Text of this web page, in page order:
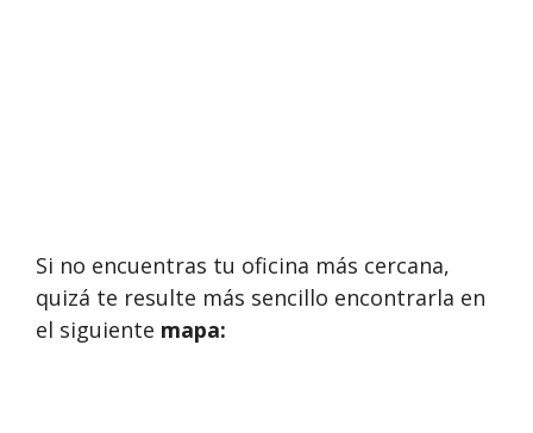
Si no encuentras tu oficina más cercana,
quizá te resulte más sencillo encontrarla en
el siguiente mapa: